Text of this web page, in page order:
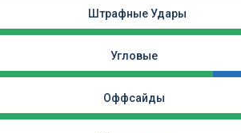
Штрафные Удары
Угловые
Оффсайды